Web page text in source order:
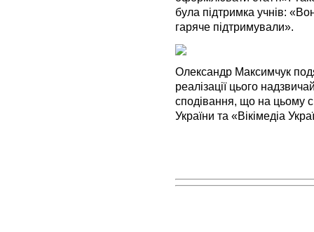
була підтримка учнів:
гаряче підтримували».
Олександр Максимчук
реалізації цього
сподівання, що на цьому
України та «Вікімедіа